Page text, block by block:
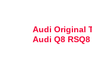
Audi Original
Audi Q8 RSQ8